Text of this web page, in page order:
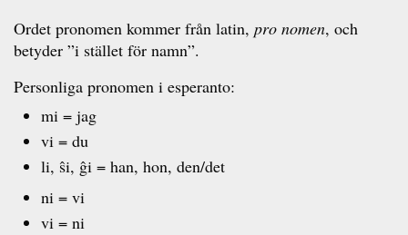
Ordet pronomen kommer från latin, pro nomen, och
betyder ”i stället för namn”.
Personliga pronomen i esperanto:
mi = jag
vi = du
li, ŝi, ĝi = han, hon, den/det
ni = vi
vi = ni